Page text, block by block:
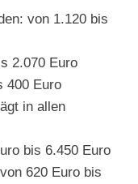
von 1.120 bis
2.070 Euro
400 Euro
in allen
bis 6.450 Euro
620 Euro bis